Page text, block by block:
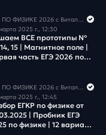
ЕГЭ ПО ФИЗИКЕ 2026 с Виталичем
2025 г., 12:30
ВСЕ прототипы №
14, 15 | Магнитное поле |
часть ЕГЭ 2026 по
ЕГЭ ПО ФИЗИКЕ 2026 с Виталичем
2025 г., 12:45
ЕГКР по физике от
| Пробник ЕГЭ
по физике | 12 вариант